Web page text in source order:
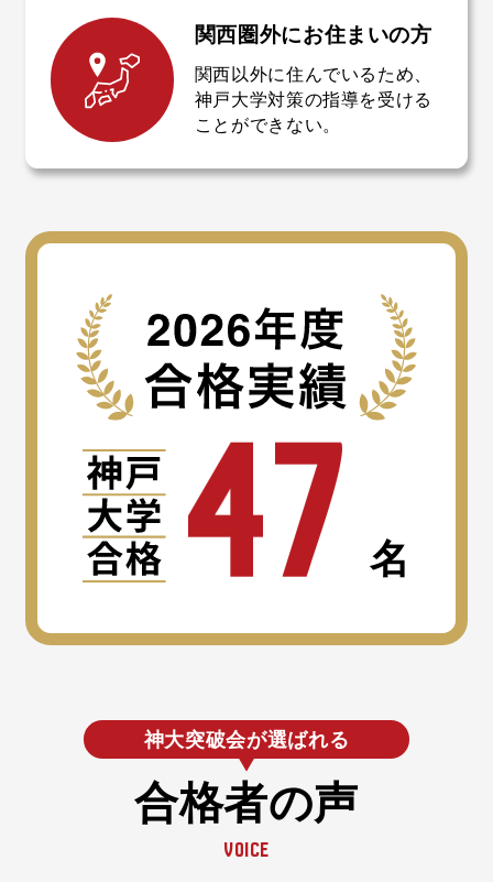
関西圏外にお住まいの方
関西以外に住んでいるため、
神戸大学対策の指導を受ける
ことができない。
7
8
9
4
7
8
9
7 名
神大突破会が選ばれる
合格者の声
VOICE